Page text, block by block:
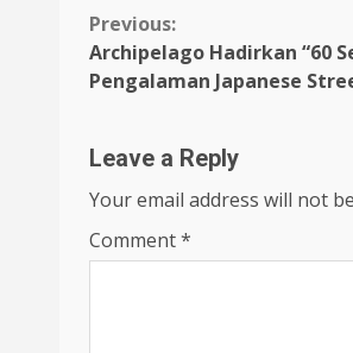
Continue
Reading
Previous:
Archipelago Hadirkan “60
Pengalaman Japanese
Leave a Reply
Your email address will not
Comment*